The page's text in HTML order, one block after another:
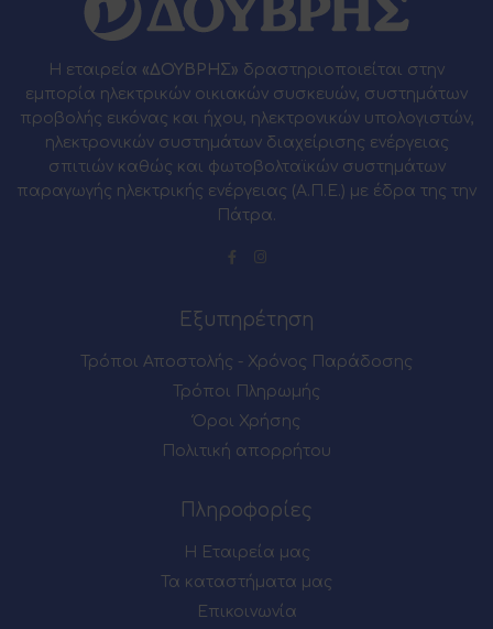
Η εταιρεία «ΔΟΥΒΡΗΣ» δραστηριοποιείται στην
εμπορία ηλεκτρικών οικιακών συσκευών, συστημάτων
προβολής εικόνας και ήχου, ηλεκτρονικών υπολογιστών,
ηλεκτρονικών συστημάτων διαχείρισης ενέργειας
σπιτιών καθώς και φωτοβολταϊκών συστημάτων
παραγωγής ηλεκτρικής ενέργειας (Α.Π.Ε.) με έδρα της την
Πάτρα.
Εξυπηρέτηση
Τρόποι Αποστολής - Χρόνος Παράδοσης
Τρόποι Πληρωμής
Όροι Χρήσης
Πολιτική απορρήτου
Πληροφορίες
Η Εταιρεία μας
Τα καταστήματα μας
Επικοινωνία